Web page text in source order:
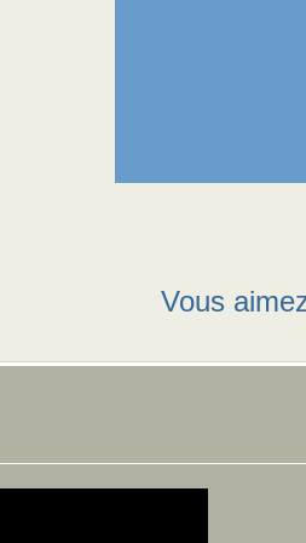
Vous